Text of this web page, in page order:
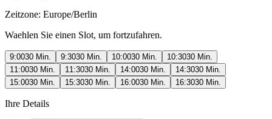
Zeitzone: Europe/Berlin
Waehlen Sie einen Slot, um fortzufahren.
9:0030 Min. 9:3030 Min. 10:0030 Min. 10:3030 Min.
11:0030 Min. 11:3030 Min. 14:0030 Min. 14:3030 Min.
15:0030 Min. 15:3030 Min. 16:0030 Min. 16:3030 Min.
Ihre Details